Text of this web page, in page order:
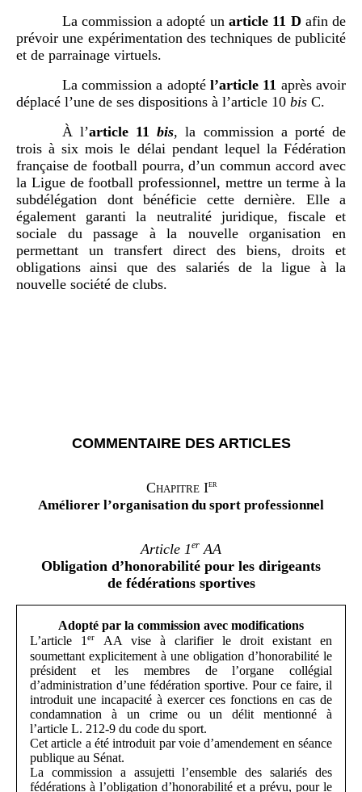
La commission a adopté un article 11 D afin de
prévoir une expérimentation des techniques de publicité
et de parrainage virtuels.
La commission a adoptél’article 11 après avoir
déplacé l’une de ses dispositions à l’article 10 bis C.
À l’article 11bis, la commission a porté de
trois à six mois le délai pendant lequel la Fédération
française de football pourra, d’un commun accord avec
la Ligue de football professionnel, mettre un terme à la
subdélégation dont bénéficie cette dernière. Elle a
également garanti la neutralité juridique, fiscale et
sociale du passage à la nouvelle organisation en
permettant un transfert direct des biens, droits et
obligations ainsi que des salariés de la ligue à la
nouvelle société de clubs.
COMMENTAIRE DES ARTICLES
Chapitre Ier
Améliorer l’organisation du sport professionnel
Article 1er AA
Obligation d’honorabilité pour les dirigeants
de fédérations sportives
Adopté par la commission avec modifications
L’article 1er
AA vise à clarifier le droit existant en
soumettant explicitement à une obligation d’honorabilité le
président et les membres de l’organe collégial
d’administration d’une fédération sportive. Pour ce faire, il
introduit une incapacité à exercer ces fonctions en cas de
condamnation à un crime ou un délit mentionné à
l’article L. 212-9 du code du sport.
Cet article a été introduit par voie d’amendement en séance
publique au Sénat.
La commission a assujetti l’ensemble des salariés des
fédérations à l’obligation d’honorabilité et a prévu, pour le